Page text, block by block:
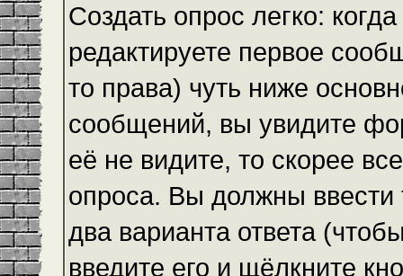
Создать опрос легко:
редактируете первое
то права) чуть ниже
сообщений, вы увидите
её не видите, то скорее
опроса. Вы должны
два варианта ответа
введите его и щёлкните